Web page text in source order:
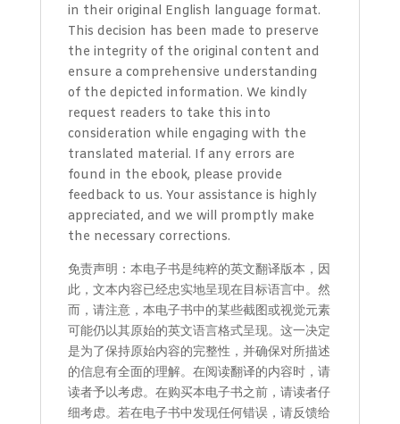
in their original English language format.
This decision has been made to preserve
the integrity of the original content and
ensure a comprehensive understanding
of the depicted information. We kindly
request readers to take this into
consideration while engaging with the
translated material. If any errors are
found in the ebook, please provide
feedback to us. Your assistance is highly
appreciated, and we will promptly make
the necessary corrections.
免责声明：本电子书是纯粹的英文翻译版本，因
此，文本内容已经忠实地呈现在目标语言中。然
而，请注意，本电子书中的某些截图或视觉元素
可能仍以其原始的英文语言格式呈现。这一决定
是为了保持原始内容的完整性，并确保对所描述
的信息有全面的理解。在阅读翻译的内容时，请
读者予以考虑。在购买本电子书之前，请读者仔
细考虑。若在电子书中发现任何错误，请反馈给